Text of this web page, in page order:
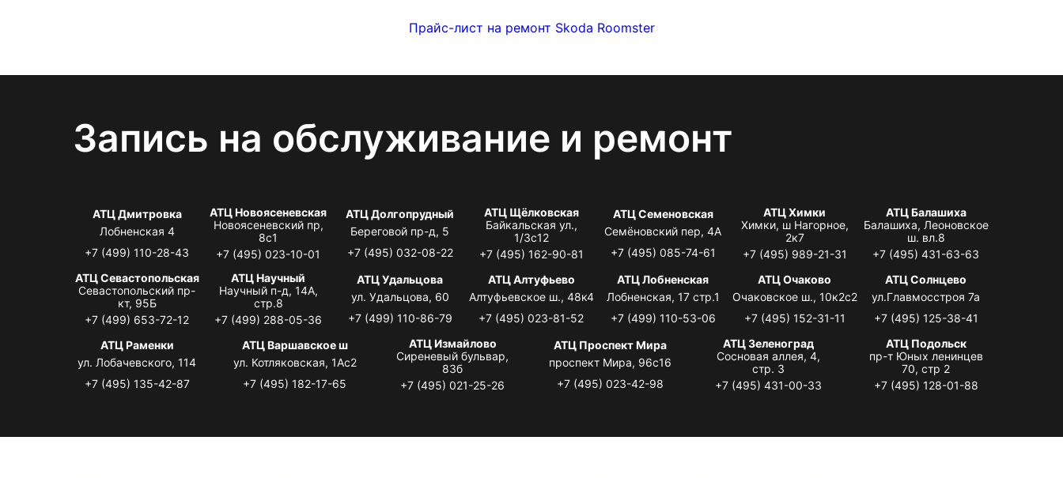
Прайс-лист на ремонт Skoda Roomster
Запись на обслуживание и ремонт
АТЦ Дмитровка
Лобненская 4
+7 (499) 110-28-43
АТЦ Новоясеневская
Новоясеневский пр,
8с1
+7 (495) 023-10-01
АТЦ Долгопрудный
Береговой пр-д, 5
+7 (495) 032-08-22
АТЦ Щёлковская
Байкальская ул.,
1/3с12
+7 (495) 162-90-81
АТЦ Семеновская
Семёновский пер, 4А
+7 (495) 085-74-61
АТЦ Химки
Химки, ш Нагорное,
2к7
+7 (495) 989-21-31
АТЦ Балашиха
Балашиха, Леоновское
ш. вл.8
+7 (495) 431-63-63
АТЦ Севастопольская
Севастопольский пр-
кт, 95Б
+7 (499) 653-72-12
АТЦ Научный
Научный п-д, 14А,
стр.8
+7 (499) 288-05-36
АТЦ Удальцова
ул. Удальцова, 60
+7 (499) 110-86-79
АТЦ Алтуфьево
Алтуфьевское ш., 48к4
+7 (495) 023-81-52
АТЦ Лобненская
Лобненская, 17 стр.1
+7 (499) 110-53-06
АТЦ Очаково
Очаковское ш., 10к2с2
+7 (495) 152-31-11
АТЦ Солнцево
ул.Главмосстроя 7а
+7 (495) 125-38-41
АТЦ Раменки
ул. Лобачевского, 114
+7 (495) 135-42-87
АТЦ Варшавское ш
ул. Котляковская, 1Ас2
+7 (495) 182-17-65
АТЦ Измайлово
Сиреневый бульвар,
83б
+7 (495) 021-25-26
АТЦ Проспект Мира
проспект Мира, 96с16
+7 (495) 023-42-98
АТЦ Зеленоград
Сосновая аллея, 4,
стр. 3
+7 (495) 431-00-33
АТЦ Подольск
пр-т Юных ленинцев
70, стр 2
+7 (495) 128-01-88